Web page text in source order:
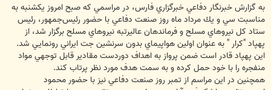
به گزارش خبرنگار دفاعي خبرگزاري فارس، در مراسمي كه صبح امروز يكشنبه به
مناسبت سي و يك مرداد ماه روز صنعت دفاعي با حضور رئيس‌جمهور، رئيس
ستاد كل نيروهاي مسلح و فرماندهان عاليرتبه نيروهاي مسلح برگزار شد، از
پهپاد "كرار " به عنوان اولين هواپيماي بدون سرنشين جت ايراني رونمايي شد.
اين پهپاد قادر است ضمن پرواز به اهداف دوردست مقادير قابل توجهي مواد
منفجره را با خود حمل كرده و به سمت هدف مورد نظر پرتاب كند.
همچنين در اين مراسم از تمبر روز صنعت دفاعي نيز با حضور محمود